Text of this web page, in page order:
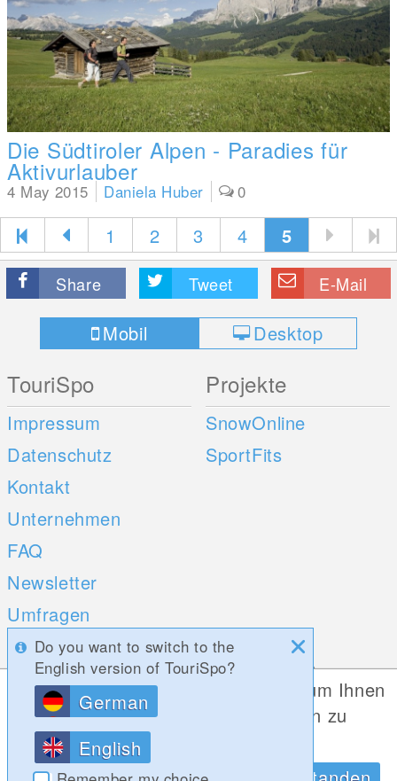
4 May 2015 Daniela Huber 0
Die Südtiroler Alpen - Paradies für
Aktivurlauber
1 2 3 4 5
Share Tweet E-Mail
Mobil Desktop
TouriSpo
Impressum
Datenschutz
Kontakt
Unternehmen
FAQ
Newsletter
Umfragen
Projekte
SnowOnline
SportFits
Mobile Apps
Android
Social Web
Do you want to switch to the
English version of TouriSpo?
German
English
Diese Website verwendet Cookies, um Ihnen
die bestmögliche Funktionalität bieten zu
können.